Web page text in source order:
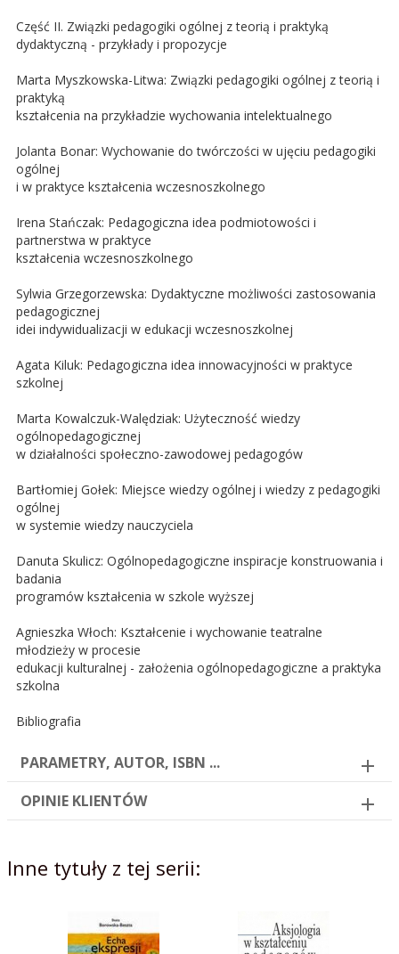
Część II. Związki pedagogiki ogólnej z teorią i praktyką
dydaktyczną - przykłady i propozycje
Marta Myszkowska-Litwa: Związki pedagogiki ogólnej z teorią i
praktyką
kształcenia na przykładzie wychowania intelektualnego
Jolanta Bonar: Wychowanie do twórczości w ujęciu pedagogiki
ogólnej
i w praktyce kształcenia wczesnoszkolnego
Irena Stańczak: Pedagogiczna idea podmiotowości i
partnerstwa w praktyce
kształcenia wczesnoszkolnego
Sylwia Grzegorzewska: Dydaktyczne możliwości zastosowania
pedagogicznej
idei indywidualizacji w edukacji wczesnoszkolnej
Agata Kiluk: Pedagogiczna idea innowacyjności w praktyce
szkolnej
Marta Kowalczuk-Walędziak: Użyteczność wiedzy
ogólnopedagogicznej
w działalności społeczno-zawodowej pedagogów
Bartłomiej Gołek: Miejsce wiedzy ogólnej i wiedzy z pedagogiki
ogólnej
w systemie wiedzy nauczyciela
Danuta Skulicz: Ogólnopedagogiczne inspiracje konstruowania i
badania
programów kształcenia w szkole wyższej
Agnieszka Włoch: Kształcenie i wychowanie teatralne
młodzieży w procesie
edukacji kulturalnej - założenia ogólnopedagogiczne a praktyka
szkolna
Bibliografia
PARAMETRY, AUTOR, ISBN ...
OPINIE KLIENTÓW
Inne tytuły z tej serii: